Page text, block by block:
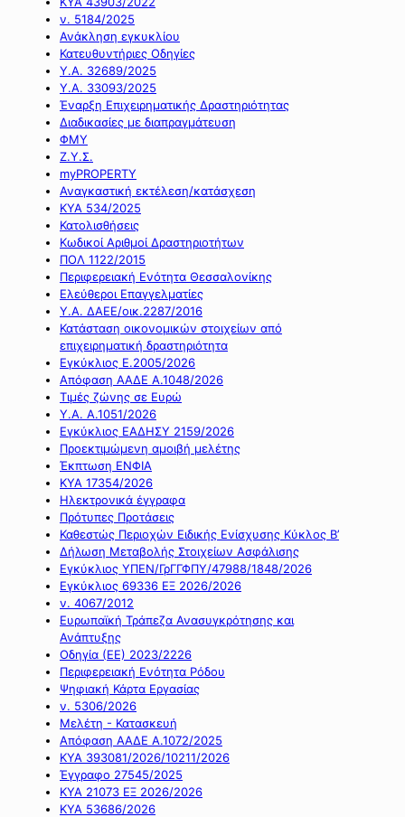
ν. 5184/2025
Ανάκληση εγκυκλίου
Κατευθυντήριες Οδηγίες
Υ.Α. 32689/2025
Υ.Α. 33093/2025
Έναρξη Επιχειρηματικής Δραστηριότητας
Διαδικασίες με διαπραγμάτευση
ΦΜΥ
Ζ.Υ.Σ.
myPROPERTY
Αναγκαστική εκτέλεση/κατάσχεση
ΚΥΑ 534/2025
Κατολισθήσεις
Κωδικοί Αριθμοί Δραστηριοτήτων
ΠΟΛ 1122/2015
Περιφερειακή Ενότητα Θεσσαλονίκης
Ελεύθεροι Επαγγελματίες
Υ.Α. ΔΑΕΕ/οικ.2287/2016
Κατάσταση οικονομικών στοιχείων από
επιχειρηματική δραστηριότητα
Εγκύκλιος Ε.2005/2026
Απόφαση ΑΑΔΕ Α.1048/2026
Τιμές ζώνης σε Ευρώ
Υ.Α. Α.1051/2026
Εγκύκλιος ΕΑΔΗΣΥ 2159/2026
Προεκτιμώμενη αμοιβή μελέτης
Έκπτωση ΕΝΦΙΑ
ΚΥΑ 17354/2026
Ηλεκτρονικά έγγραφα
Πρότυπες Προτάσεις
Καθεστώς Περιοχών Ειδικής Ενίσχυσης Κύκλος Β’
Δήλωση Μεταβολής Στοιχείων Ασφάλισης
Εγκύκλιος ΥΠΕΝ/ΓρΓΓΦΠΥ/47988/1848/2026
Εγκύκλιος 69336 ΕΞ 2026/2026
ν. 4067/2012
Ευρωπαϊκή Τράπεζα Ανασυγκρότησης και
Ανάπτυξης
Οδηγία (ΕΕ) 2023/2226
Περιφερειακή Ενότητα Ρόδου
Ψηφιακή Κάρτα Εργασίας
ν. 5306/2026
Μελέτη - Κατασκευή
Απόφαση ΑΑΔΕ Α.1072/2025
ΚΥΑ 393081/2026/10211/2026
Έγγραφο 27545/2025
ΚΥΑ 21073 ΕΞ 2026/2026
ΚΥΑ 53686/2026